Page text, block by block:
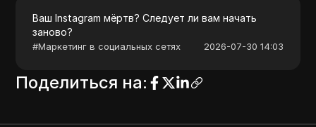
Ваш Instagram мёртв? Следует ли вам начать
заново?
#Маркетинг в социальных сетях 2026-07-30 14:03
Поделиться на: